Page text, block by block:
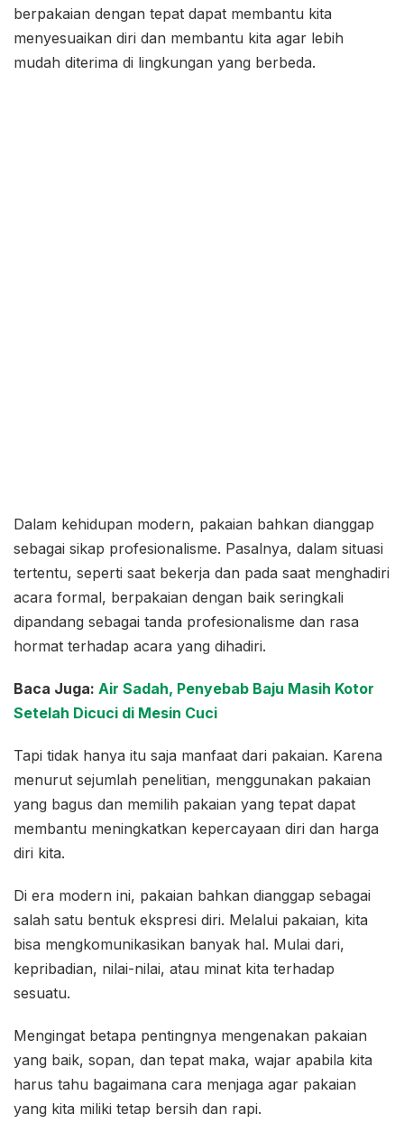
berpakaian dengan tepat dapat membantu kita
menyesuaikan diri dan membantu kita agar lebih
mudah diterima di lingkungan yang berbeda.
Dalam kehidupan modern, pakaian bahkan dianggap
sebagai sikap profesionalisme. Pasalnya, dalam situasi
tertentu, seperti saat bekerja dan pada saat menghadiri
acara formal, berpakaian dengan baik seringkali
dipandang sebagai tanda profesionalisme dan rasa
hormat terhadap acara yang dihadiri.
Baca Juga: Air Sadah, Penyebab Baju Masih Kotor
Setelah Dicuci di Mesin Cuci
Tapi tidak hanya itu saja manfaat dari pakaian. Karena
menurut sejumlah penelitian, menggunakan pakaian
yang bagus dan memilih pakaian yang tepat dapat
membantu meningkatkan kepercayaan diri dan harga
diri kita.
Di era modern ini, pakaian bahkan dianggap sebagai
salah satu bentuk ekspresi diri. Melalui pakaian, kita
bisa mengkomunikasikan banyak hal. Mulai dari,
kepribadian, nilai-nilai, atau minat kita terhadap
sesuatu.
Mengingat betapa pentingnya mengenakan pakaian
yang baik, sopan, dan tepat maka, wajar apabila kita
harus tahu bagaimana cara menjaga agar pakaian
yang kita miliki tetap bersih dan rapi.